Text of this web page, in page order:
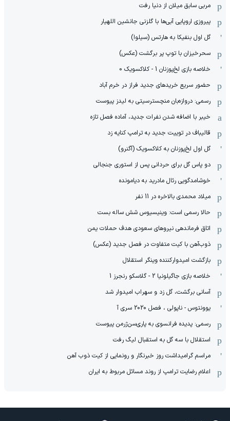
مربی سابق میلان از دنیا رفت
پیروزی اروپایی آبی‌ها با گلزنی جانشین اللهیار
گل اول بنفیکا به هارتس (سیلوا)
سحرخیزان با توپ پر برگشت (عکس)
خلاصه بازی لخ‌پوزنان 1 - کلاکسویک 0
حضور سریع خریدهای جدید فراز در خرم آباد
رسمی: دروازه‌بان منچسترسیتی به لیدز پیوست
خیبر با اضافه شدن نفرات جدید، آماده فصل تازه
قالیباف در توییت جدید به ترامپ کنایه زد
گل اول لخ‌پوزنان به کلاکسویک (آگنرو)
دو پاس گل برای حردانی پس از استوری جنجالی
خوشامدگویی رئال مادرید به دیامونده
میلاد محمدی بالاخره در 11 نفر
حالا رسمی است: وینیسیوس شش ساله بست
اتاق فرماندهی نیروهای سعودی هدف حملات یمن
ذوب‌آهن با کیت متفاوت در فصل جدید (عکس)
بازگشت امیدوارکننده وینگر استقلال
خلاصه بازی جاگیلونیا 2 - گلاسکو رنجرز 1
آسانی برگشت، گل زد و سهراب امیدوار شد
یوونتوس - ناپولی ، فصل 2020 سری آ
رسمی: پدیده فرانسوی به پاری‌سن‌ژرمن پیوست
استقلال با سه گل به استقبال لیگ رفت
مراسم گرامیداشت روز خبرنگار و رونمایی از کیت ذوب آهن
اعلام رضایت ترامپ از روند مسائل مربوط به ایران